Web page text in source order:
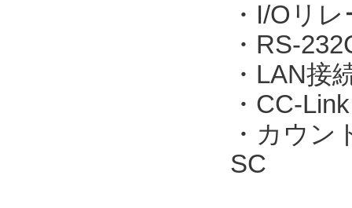
・I/Oリ
・RS-
・LAN接
・CC-
・カウン
SC